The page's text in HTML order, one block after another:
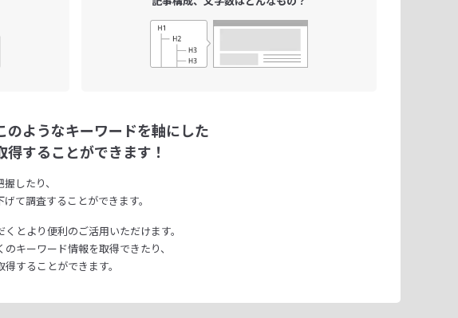
のようなキーワードを軸にした
することができます！
したり、
て調査することができます。
とより便利のご活用いただけます。
キーワード情報を取得できたり、
することができます。